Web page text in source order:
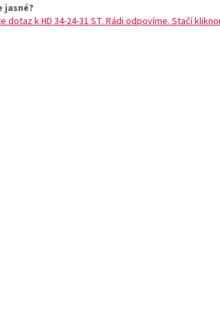
jasné?
dotaz k HD 34-24-31 ST. Rádi odpovíme. Stačí